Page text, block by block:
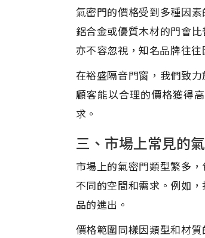
氣密門的價格受到多種因
鋁合金或優質木材的門會
亦不容忽視，知名品牌往
在裕盛隔音門窗，我們致
顧客能以合理的價格獲得
求。
三、市場上常見的
市場上的氣密門類型繁多
不同的空間和需求。例如
品的進出。
價格範圍同樣因類型和材